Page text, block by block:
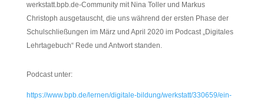
werkstatt.bpb.de-Community mit Nina Toller und Markus
Christoph ausgetauscht, die uns während der ersten Phase der
Schulschließungen im März und April 2020 im Podcast „Digitales
Lehrtagebuch“ Rede und Antwort standen.
Podcast unter:
https://www.bpb.de/lernen/digitale-bildung/werkstatt/330659/ein-